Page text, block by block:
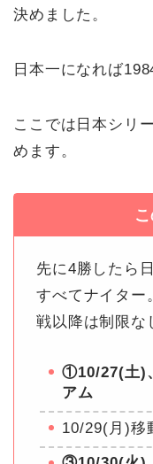
決めました。
日本一になれば
ここでは日本シリ
めます。
先に4勝したら
すべてナイター
戦以降は制限な
①10/27(土)
アム
10/29(月)移